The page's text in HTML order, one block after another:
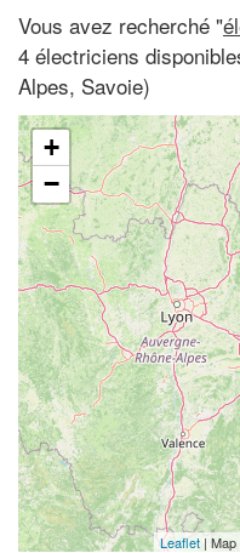
Vous avez recherché "
4 électriciens
Alpes, Savoie)
+
−
Leaflet |